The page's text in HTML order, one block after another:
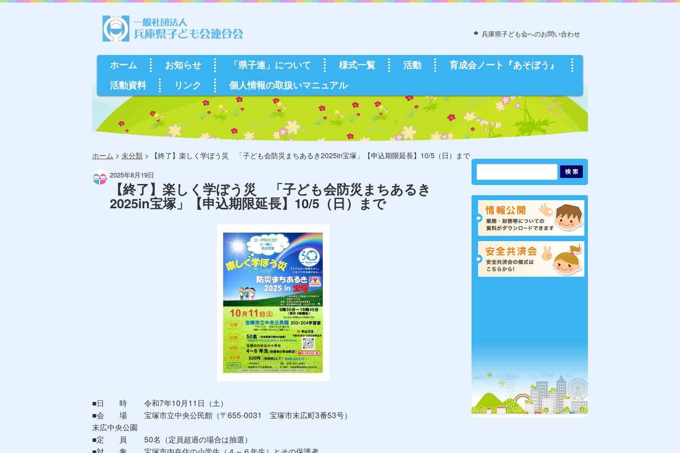
兵庫県子ども会へのお問い合わせ
ホーム お知らせ 「県子連」について 様式一覧 活動
育成会ノート『あそぼう』
活動資料
リンク 個人情報の取扱いマニュアル
ホーム > 未分類 > 【終了】楽しく学ぼう災 「子ども会防災まちあるき2025in宝塚」【申込期限延長】10/5（日）まで
2025年8月19日
【終了】楽しく学ぼう災 「子ども会防災まちあるき
2025in宝塚」【申込期限延長】10/5（日）まで
■日 時 令和7年10月11日（土）
■会 場 宝塚市立中央公民館（〒655-0031 宝塚市末広町3番53号）
末広中央公園
■定 員 50名（定員超過の場合は抽選）